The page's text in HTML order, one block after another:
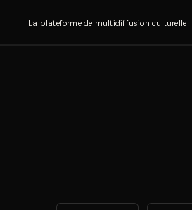
La plateforme de multidiffusion culturelle